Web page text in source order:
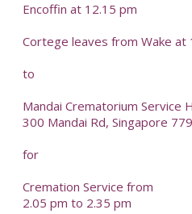
Encoffin at 12.15 pm
Cortege leaves from Wake at
to
Mandai Crematorium Service
300 Mandai Rd, Singapore
for
Cremation Service from
2.05 pm to 2.35 pm